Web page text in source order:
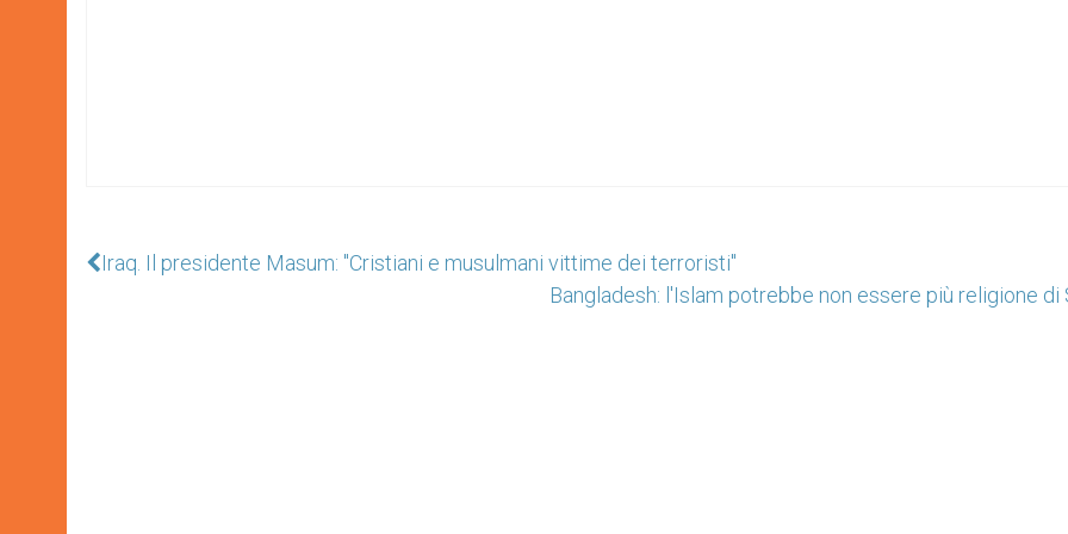
Iraq. Il presidente Masum: "Cristiani e musulmani vittime dei terroristi"
Bangladesh: l'Islam potrebbe non essere più religione di